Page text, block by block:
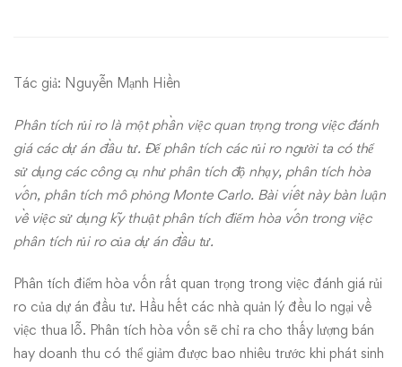
rủi
ro
dự
án
đầu
tư
Tác giả: Nguyễn Mạnh Hiền
Phân tích rủi ro là một phần việc quan trọng trong việc đánh
giá các dự án đầu tư. Để phân tích các rủi ro người ta có thể
sử dụng các công cụ như phân tích độ nhạy, phân tích hòa
vốn, phân tích mô phỏng Monte Carlo. Bài viết này bàn luận
về việc sử dụng kỹ thuật phân tích điểm hòa vốn trong việc
phân tích rủi ro của dự án đầu tư.
Phân tích điểm hòa vốn rất quan trọng trong việc đánh giá rủi
ro của dự án đầu tư. Hầu hết các nhà quản lý đều lo ngại về
việc thua lỗ. Phân tích hòa vốn sẽ chỉ ra cho thấy lượng bán
hay doanh thu có thể giảm được bao nhiêu trước khi phát sinh